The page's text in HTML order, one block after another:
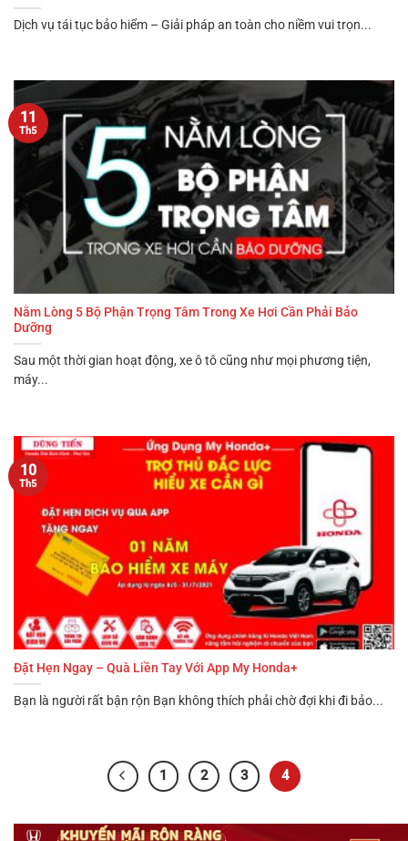
Dịch vụ tái tục bảo hiểm – Giải pháp an toàn cho niềm vui trọn...
Nằm Lòng 5 Bộ Phận Trọng Tâm Trong Xe Hơi Cần Phải Bảo
Dưỡng
Sau một thời gian hoạt động, xe ô tô cũng như mọi phương tiện,
máy...
11
Th5
Đặt Hẹn Ngay – Quà Liền Tay Với App My Honda+
Bạn là người rất bận rộn Bạn không thích phải chờ đợi khi đi bảo...
10
Th5
1 2 3 4